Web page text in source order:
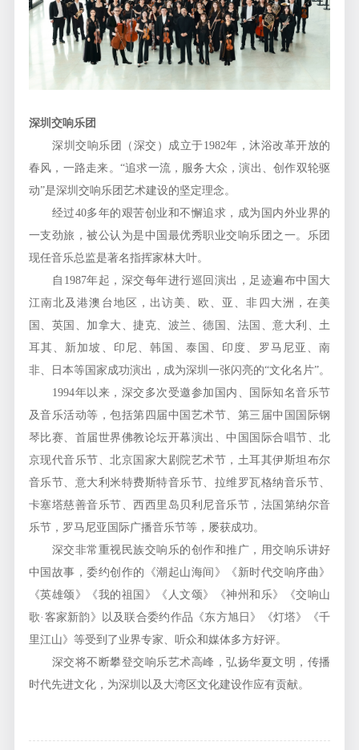
深圳交响乐团
深圳交响乐团（深交）成立于1982年，沐浴改革开放的
春风，一路走来。“追求一流，服务大众，演出、创作双轮驱
动”是深圳交响乐团艺术建设的坚定理念。
经过40多年的艰苦创业和不懈追求，成为国内外业界的
一支劲旅，被公认为是中国最优秀职业交响乐团之一。乐团
现任音乐总监是著名指挥家林大叶。
自1987年起，深交每年进行巡回演出，足迹遍布中国大
江南北及港澳台地区，出访美、欧、亚、非四大洲，在美
国、英国、加拿大、捷克、波兰、德国、法国、意大利、土
耳其、新加坡、印尼、韩国、泰国、印度、罗马尼亚、南
非、日本等国家成功演出，成为深圳一张闪亮的“文化名片”。
1994年以来，深交多次受邀参加国内、国际知名音乐节
及音乐活动等，包括第四届中国艺术节、第三届中国国际钢
琴比赛、首届世界佛教论坛开幕演出、中国国际合唱节、北
京现代音乐节、北京国家大剧院艺术节，土耳其伊斯坦布尔
音乐节、意大利米特费斯特音乐节、拉维罗瓦格纳音乐节、
卡塞塔慈善音乐节、西西里岛贝利尼音乐节，法国第纳尔音
乐节，罗马尼亚国际广播音乐节等，屡获成功。
深交非常重视民族交响乐的创作和推广，用交响乐讲好
中国故事，委约创作的《潮起山海间》《新时代交响序曲》
《英雄颂》《我的祖国》《人文颂》《神州和乐》《交响山
歌·客家新韵》以及联合委约作品《东方旭日》《灯塔》《千
里江山》等受到了业界专家、听众和媒体多方好评。
深交将不断攀登交响乐艺术高峰，弘扬华夏文明，传播
时代先进文化，为深圳以及大湾区文化建设作应有贡献。